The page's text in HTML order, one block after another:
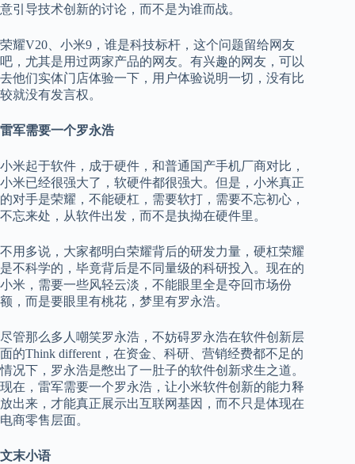
意引导技术创新的讨论，而不是为谁而战。
荣耀V20、小米9，谁是科技标杆，这个问题留给网友
吧，尤其是用过两家产品的网友。有兴趣的网友，可以
去他们实体门店体验一下，用户体验说明一切，没有比
较就没有发言权。
雷军需要一个罗永浩
小米起于软件，成于硬件，和普通国产手机厂商对比，
小米已经很强大了，软硬件都很强大。但是，小米真正
的对手是荣耀，不能硬杠，需要软打，需要不忘初心，
不忘来处，从软件出发，而不是执拗在硬件里。
不用多说，大家都明白荣耀背后的研发力量，硬杠荣耀
是不科学的，毕竟背后是不同量级的科研投入。现在的
小米，需要一些风轻云淡，不能眼里全是夺回市场份
额，而是要眼里有桃花，梦里有罗永浩。
尽管那么多人嘲笑罗永浩，不妨碍罗永浩在软件创新层
面的Think different，在资金、科研、营销经费都不足的
情况下，罗永浩是憋出了一肚子的软件创新求生之道。
现在，雷军需要一个罗永浩，让小米软件创新的能力释
放出来，才能真正展示出互联网基因，而不只是体现在
电商零售层面。
文末小语